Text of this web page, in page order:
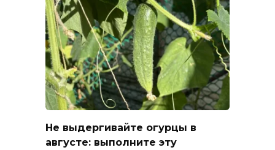
Не выдергивайте огурцы в
августе: выполните эту